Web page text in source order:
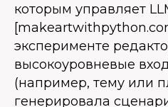
которым управляет
эксперименте
высокоуровневые
(например, тему или
генерировала